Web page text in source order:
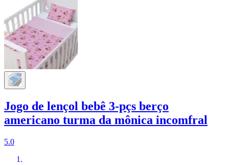
Jogo de lençol bebê 3-pçs berço
americano turma da mônica incomfral
5.0